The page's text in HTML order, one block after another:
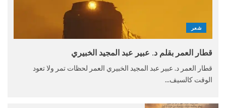
شعر
قطار العمر بقلم د. عبير عبد المجيد الخبيري
قطار العمر د. عبير عبد المجيد الخبيري العمر لحظات تمر ولا تعود
الوقت كالسيف...